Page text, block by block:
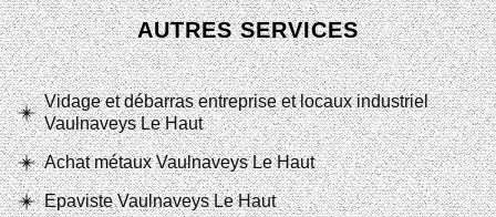
AUTRES SERVICES
Vidage et débarras entreprise et locaux industriel
Vaulnaveys Le Haut
Achat métaux Vaulnaveys Le Haut
Epaviste Vaulnaveys Le Haut